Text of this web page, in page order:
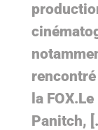
la
Panitch,